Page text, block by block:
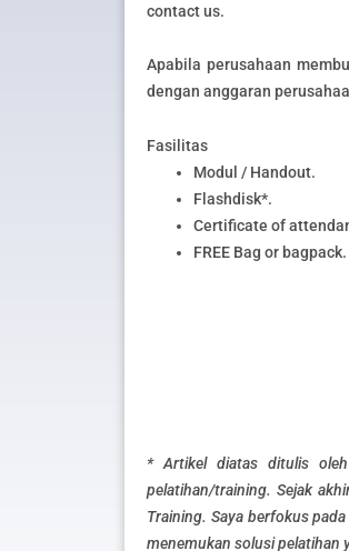
contact us.
Apabila perusahaan
dengan anggaran
Fasilitas
Modul / Handout.
Flashdisk*.
Certificate of
FREE Bag or bagpack.
* Artikel diatas ditulis oleh
pelatihan/training. Sejak
Training. Saya berfokus
menemukan solusi pelatihan